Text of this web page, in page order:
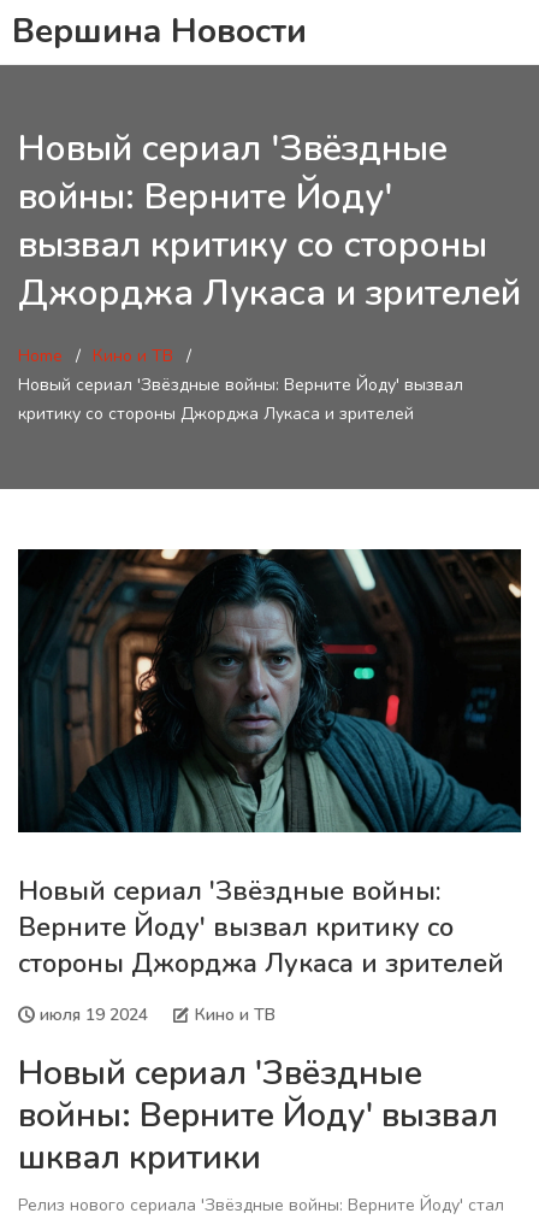
Вершина Новости
Новый сериал 'Звёздные
войны: Верните Йоду'
вызвал критику со стороны
Джорджа Лукаса и зрителей
Home
Кино и ТВ
Новый сериал 'Звёздные войны: Верните Йоду' вызвал
критику со стороны Джорджа Лукаса и зрителей
Новый сериал 'Звёздные войны:
Верните Йоду' вызвал критику со
стороны Джорджа Лукаса и зрителей
июля 19 2024 Кино и ТВ
Новый сериал 'Звёздные
войны: Верните Йоду' вызвал
шквал критики
Релиз нового сериала 'Звёздные войны: Верните Йоду' стал